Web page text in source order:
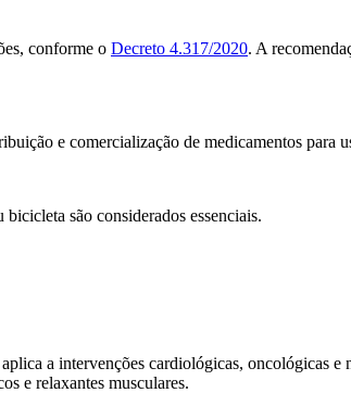
conforme o Decreto 4.317/2020. A
e comercialização de medicamentos para
são considerados essenciais.
a intervenções cardiológicas, oncológicas e
e relaxantes musculares.